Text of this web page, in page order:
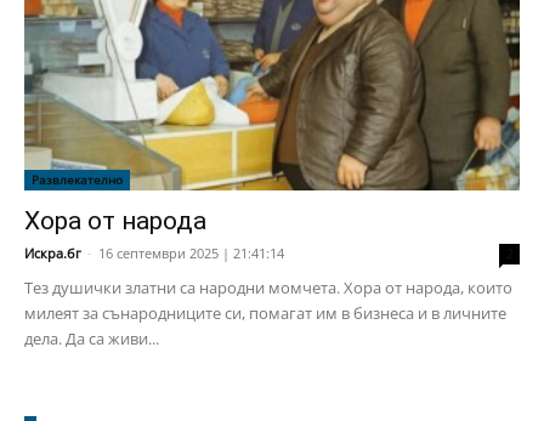
Развлекателно
Хора от народа
Искра.бг - 16 септември 2025 | 21:41:14
Тез душички златни са народни момчета. Хора от народа, които
милеят за сънародниците си, помагат им в бизнеса и в личните
дела. Да са живи...